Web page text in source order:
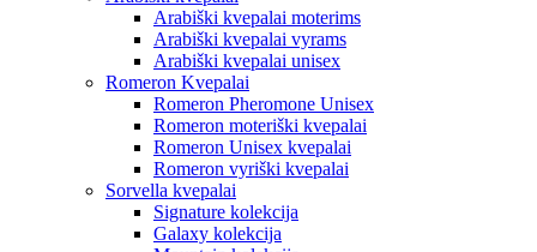
Arabiški kvepalai moterims
Arabiški kvepalai vyrams
Arabiški kvepalai unisex
Romeron Kvepalai
Romeron Pheromone Unisex
Romeron moteriški kvepalai
Romeron Unisex kvepalai
Romeron vyriški kvepalai
Sorvella kvepalai
Signature kolekcija
Galaxy kolekcija